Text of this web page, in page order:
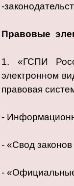
-
Правовые
1. «ГСПИ
электронном
правовая
-
- «Свод
-